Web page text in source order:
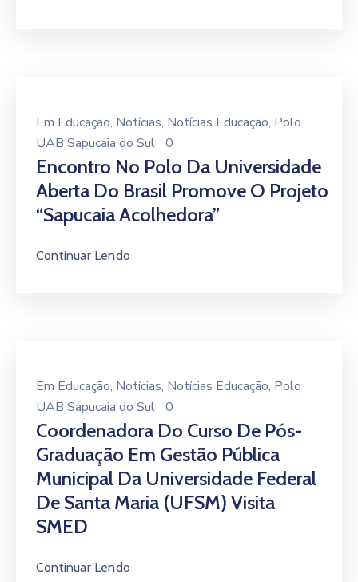
Em Educação‚ Notícias‚ Notícias Educação‚ Polo
UAB Sapucaia do Sul 0
Encontro No Polo Da Universidade
Aberta Do Brasil Promove O Projeto
“Sapucaia Acolhedora”
Continuar Lendo
Em Educação‚ Notícias‚ Notícias Educação‚ Polo
UAB Sapucaia do Sul 0
Coordenadora Do Curso De Pós-
Graduação Em Gestão Pública
Municipal Da Universidade Federal
De Santa Maria (UFSM) Visita
SMED
Continuar Lendo